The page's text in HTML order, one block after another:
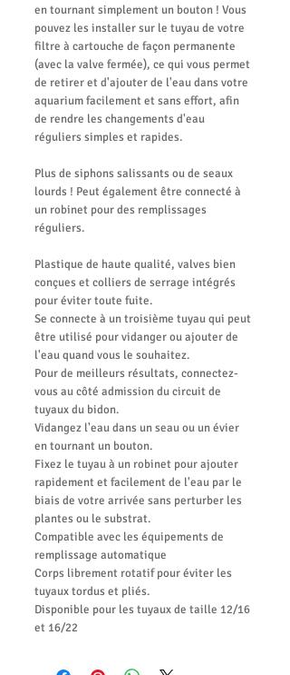
en tournant simplement un bouton ! Vous
pouvez les installer sur le tuyau de votre
filtre à cartouche de façon permanente
(avec la valve fermée), ce qui vous permet
de retirer et d'ajouter de l'eau dans votre
aquarium facilement et sans effort, afin
de rendre les changements d'eau
réguliers simples et rapides.
Plus de siphons salissants ou de seaux
lourds ! Peut également être connecté à
un robinet pour des remplissages
réguliers.
Plastique de haute qualité, valves bien
conçues et colliers de serrage intégrés
pour éviter toute fuite.
Se connecte à un troisième tuyau qui peut
être utilisé pour vidanger ou ajouter de
l'eau quand vous le souhaitez.
Pour de meilleurs résultats, connectez-
vous au côté admission du circuit de
tuyaux du bidon.
Vidangez l'eau dans un seau ou un évier
en tournant un bouton.
Fixez le tuyau à un robinet pour ajouter
rapidement et facilement de l'eau par le
biais de votre arrivée sans perturber les
plantes ou le substrat.
Compatible avec les équipements de
remplissage automatique
Corps librement rotatif pour éviter les
tuyaux tordus et pliés.
Disponible pour les tuyaux de taille 12/16
et 16/22